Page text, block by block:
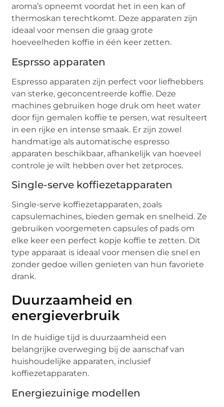
aroma’s opneemt voordat het in een kan of
thermoskan terechtkomt. Deze apparaten zijn
ideaal voor mensen die graag grote
hoeveelheden koffie in één keer zetten.
Esprsso apparaten
Espresso apparaten zijn perfect voor liefhebbers
van sterke, geconcentreerde koffie. Deze
machines gebruiken hoge druk om heet water
door fijn gemalen koffie te persen, wat resulteert
in een rijke en intense smaak. Er zijn zowel
handmatige als automatische espresso
apparaten beschikbaar, afhankelijk van hoeveel
controle je wilt hebben over het zetproces.
Single-serve koffiezetapparaten
Single-serve koffiezetapparaten, zoals
capsulemachines, bieden gemak en snelheid. Ze
gebruiken voorgemeten capsules of pads om
elke keer een perfect kopje koffie te zetten. Dit
type apparaat is ideaal voor mensen die snel en
zonder gedoe willen genieten van hun favoriete
drank.
Duurzaamheid en
energieverbruik
In de huidige tijd is duurzaamheid een
belangrijke overweging bij de aanschaf van
huishoudelijke apparaten, inclusief
koffiezetapparaten.
Energiezuinige modellen